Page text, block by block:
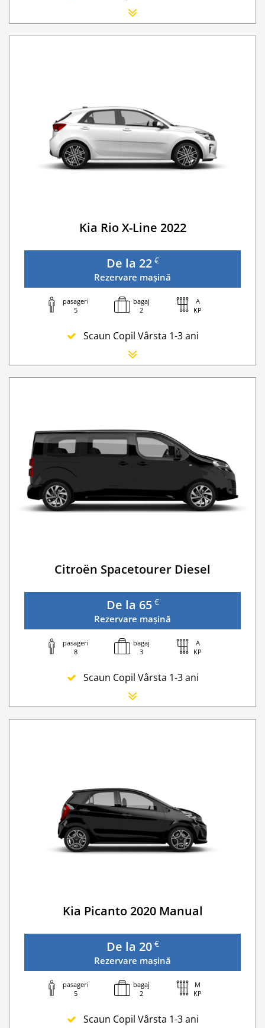
Scaun Nou-nascut
Serviciu premium de urgență pe drum
Traversarea frontierei Romania
Taxa spalatorie
Go Chisinau Airport Shuttle Bus Service And
Kia Rio X-Line 2022
De la 22 €
Rezervare mașină
pasageri
5
bagaj
2
A
KP
Scaun Copil Vârsta 1-3 ani
Scaun Nou-nascut
Lanturi de iarna
WI-FI 4G nelimitat
Serviciu premium de urgență pe drum
Traversarea frontierei Romania
Taxa spalatorie
Transfer Privat (sau „RMO Transfer”)
Citroën Spacetourer Diesel
De la 65 €
Rezervare mașină
pasageri
8
bagaj
3
A
KP
Scaun Copil Vârsta 1-3 ani
Scaun Nou-nascut
Serviciu premium de urgență pe drum
Traversarea frontierei Romania
Go Chisinau Airport Shuttle Bus Service And
Taxa spalatorie
Kia Picanto 2020 Manual
De la 20 €
Rezervare mașină
pasageri
5
bagaj
2
M
KP
Scaun Copil Vârsta 1-3 ani